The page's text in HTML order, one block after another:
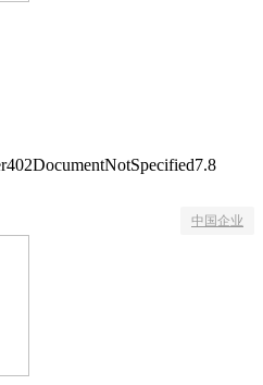
中国企业